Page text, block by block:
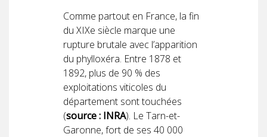
Comme partout en France, la fin
du XIXe siècle marque une
rupture brutale avec l’apparition
du phylloxéra. Entre 1878 et
1892, plus de 90 % des
exploitations viticoles du
département sont touchées
(source : INRA). Le Tarn-et-
Garonne, fort de ses 40 000